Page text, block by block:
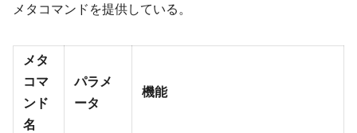
メタコマンドを提供している。
メタ
コマ
ンド
名
パラメ
ータ
機能